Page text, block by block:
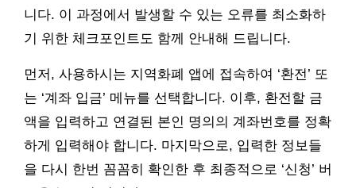
니다. 이 과정에서 발생할 수 있는 오류를 최소화하
기 위한 체크포인트도 함께 안내해 드립니다.
먼저, 사용하시는 지역화폐 앱에 접속하여 ‘환전’ 또
는 ‘계좌 입금’ 메뉴를 선택합니다. 이후, 환전할 금
액을 입력하고 연결된 본인 명의의 계좌번호를 정확
하게 입력해야 합니다. 마지막으로, 입력한 정보들
을 다시 한번 꼼꼼히 확인한 후 최종적으로 ‘신청’ 버